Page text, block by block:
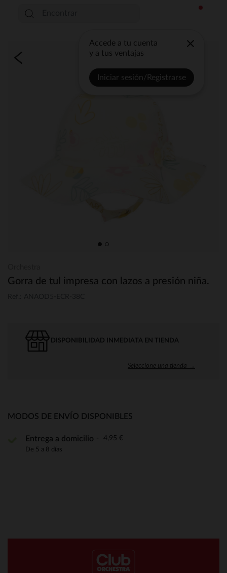
Accede a tu cuenta
y a tus ventajas
Iniciar sesión/Registrarse
Gorra de tul impresa con lazos a presión niña.
DISPONIBILIDAD INMEDIATA EN TIENDA
Seleccione una tienda →
MODOS DE ENVÍO DISPONIBLES
Entrega a domicilio 4,95 €
De 5 a 8 días